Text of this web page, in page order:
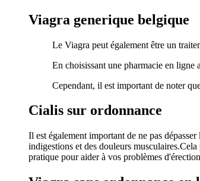
Viagra generique belgique
Le Viagra peut également être un
En choisissant une pharmacie en ligne
Cependant, il est important de noter
Cialis sur ordonnance
Il est également important de ne pas
indigestions et des douleurs
pratique pour aider à vos problèmes